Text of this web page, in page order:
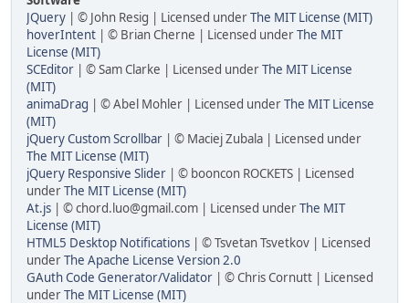
JQuery | © John Resig | Licensed underThe MIT License (MIT)
hoverIntent | © Brian Cherne | Licensed underThe MIT
License (MIT)
SCEditor | © Sam Clarke | Licensed underThe MIT License
(MIT)
animaDrag | © Abel Mohler | Licensed underThe MIT License
(MIT)
jQuery Custom Scrollbar | © Maciej Zubala | Licensed under
The MIT License (MIT)
jQuery Responsive Slider | © booncon ROCKETS | Licensed
underThe MIT License (MIT)
At.js | © chord.luo@gmail.com | Licensed underThe MIT
License (MIT)
HTML5 Desktop Notifications | © Tsvetan Tsvetkov | Licensed
underThe Apache License Version 2.0
GAuth Code Generator/Validator | © Chris Cornutt | Licensed
underThe MIT License (MIT)